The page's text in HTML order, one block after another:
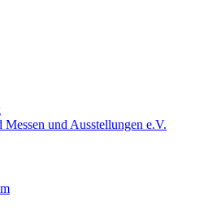
und Ausstellungen e.V.